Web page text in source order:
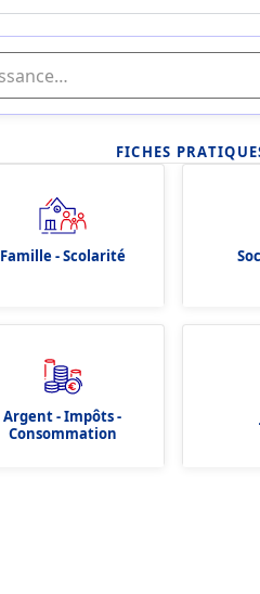
FICHES
Famille - Scolarité
Argent - Impôts -
Consommation